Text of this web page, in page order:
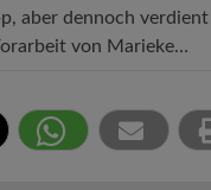
aber dennoch
von Marieke…